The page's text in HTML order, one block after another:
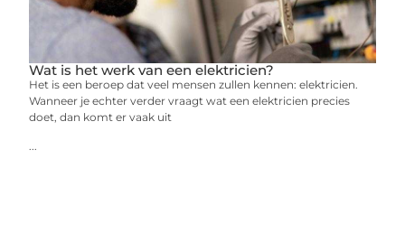
Wat is het werk van een elektricien?
Het is een beroep dat veel mensen zullen kennen: elektricien.
Wanneer je echter verder vraagt wat een elektricien precies
doet, dan komt er vaak uit